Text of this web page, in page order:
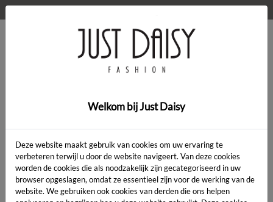
> golf
Welkom bij Just Daisy
Deze website maakt gebruik van cookies om uw ervaring te
verbeteren terwijl u door de website navigeert. Van deze cookies
worden de cookies die als noodzakelijk zijn gecategoriseerd in uw
browser opgeslagen, omdat ze essentieel zijn voor de werking van de
website. We gebruiken ook cookies van derden die ons helpen